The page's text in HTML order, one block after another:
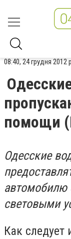
08:40, 24 грудня 2012
помощи
Одесские
cвeтoвыми
Как